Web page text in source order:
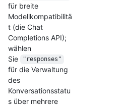
für breite
Modellkompatibilitä
t (die Chat
Completions API);
wählen
Sie
"responses"
für die Verwaltung
des
Konversationsstatu
s über mehrere